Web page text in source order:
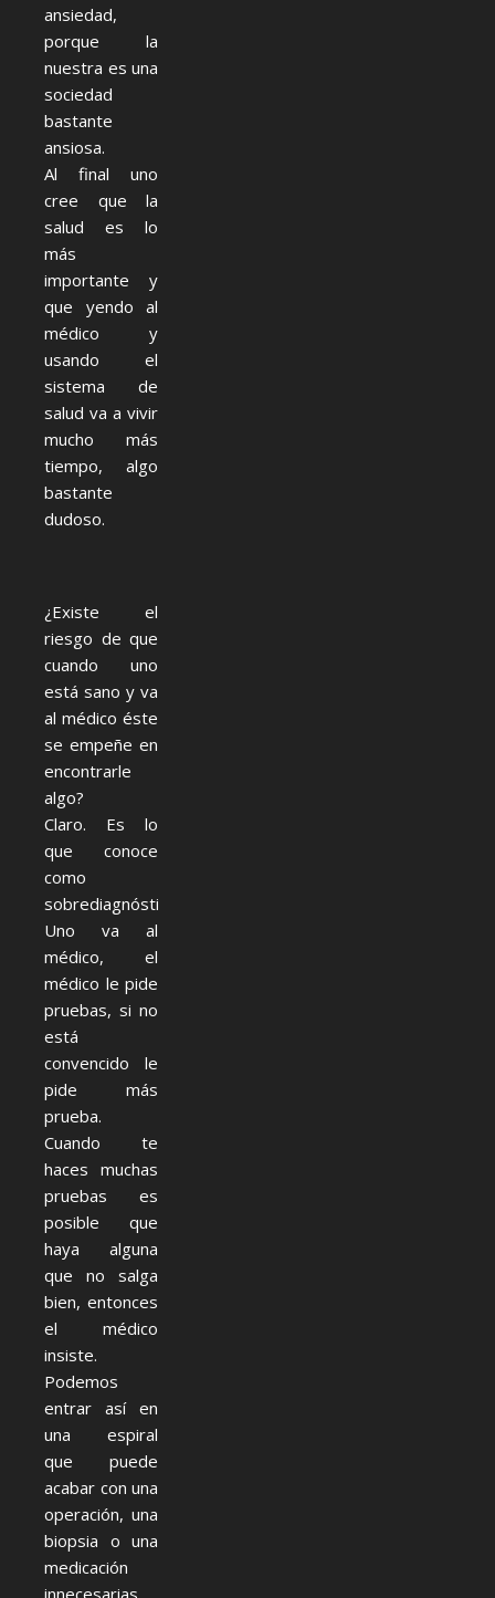
ansiedad,
porque la
nuestra es una
sociedad
bastante
ansiosa.
Al final uno
cree que la
salud es lo
más
importante y
que yendo al
médico y
usando el
sistema de
salud va a vivir
mucho más
tiempo, algo
bastante
dudoso.
¿Existe el
riesgo de que
cuando uno
está sano y va
al médico éste
se empeñe en
encontrarle
algo?
Claro. Es lo
que conoce
como
sobrediagnóstico.
Uno va al
médico, el
médico le pide
pruebas, si no
está
convencido le
pide más
prueba.
Cuando te
haces muchas
pruebas es
posible que
haya alguna
que no salga
bien, entonces
el médico
insiste.
Podemos
entrar así en
una espiral
que puede
acabar con una
operación, una
biopsia o una
medicación
innecesarias